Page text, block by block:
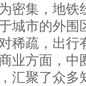
密集，地铁
城市的外围
稀疏，出行
业方面，中
汇聚了众多